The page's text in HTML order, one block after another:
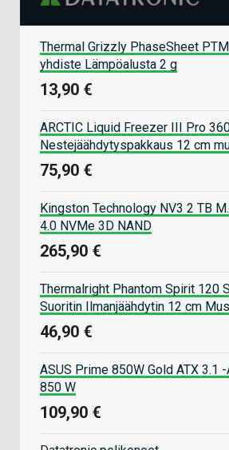
Thermal Grizzly PhaseSheet
yhdiste Lämpöalusta 2 g
13,90 €
ARCTIC Liquid Freezer III Pro
Nestejäähdytyspakkaus 12 cm
75,90 €
Kingston Technology NV3 2 TB
4.0 NVMe 3D NAND
265,90 €
Thermalright Phantom Spirit 120
Suoritin Ilmanjäähdytin 12 cm
46,90 €
ASUS Prime 850W Gold ATX 3.1
850 W
109,90 €